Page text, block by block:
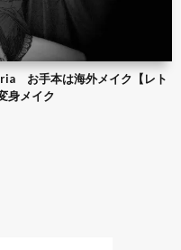
お手本は海外メイク【レト
身メイク